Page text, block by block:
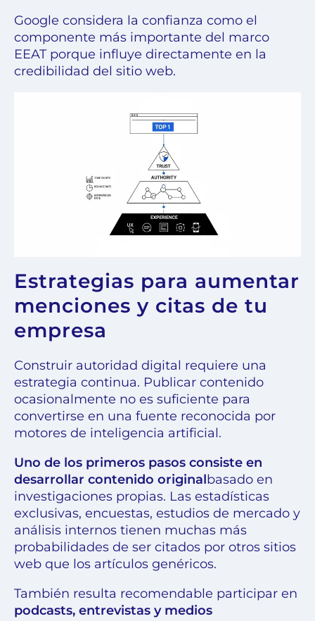
Google considera la confianza como el
componente más importante del marco
EEAT porque influye directamente en la
credibilidad del sitio web.
Estrategias para aumentar
menciones y citas de tu
empresa
Construir autoridad digital requiere una
estrategia continua. Publicar contenido
ocasionalmente no es suficiente para
convertirse en una fuente reconocida por
motores de inteligencia artificial.
Uno de los primeros pasos consiste en
desarrollar contenido originalbasado en
investigaciones propias. Las estadísticas
exclusivas, encuestas, estudios de mercado y
análisis internos tienen muchas más
probabilidades de ser citados por otros sitios
web que los artículos genéricos.
También resulta recomendable participar en
podcasts, entrevistas y medios